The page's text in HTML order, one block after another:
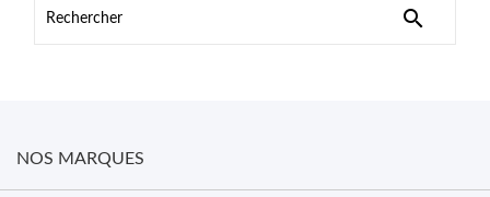

NOS MARQUES